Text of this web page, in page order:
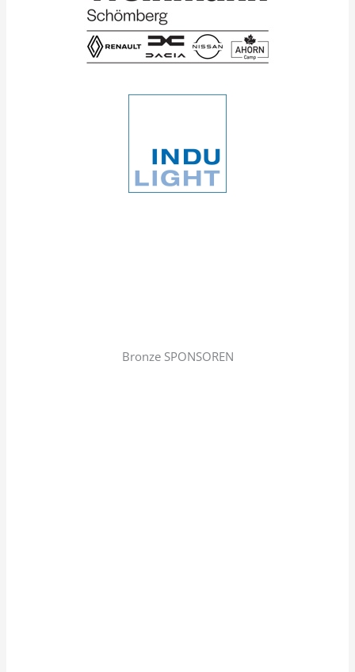
Bronze SPONSOREN